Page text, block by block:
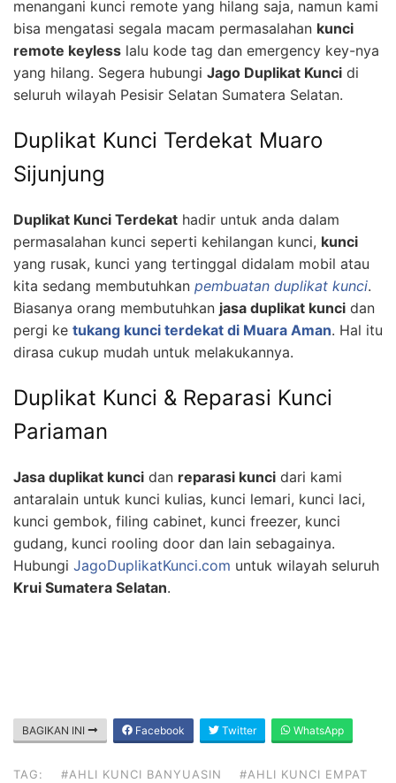
menangani kunci remote yang hilang saja, namun kami
bisa mengatasi segala macam permasalahan kunci
remote keyless lalu kode tag dan emergency key-nya
yang hilang. Segera hubungi Jago Duplikat Kunci di
seluruh wilayah Pesisir Selatan Sumatera Selatan.
Duplikat Kunci Terdekat Muaro
Sijunjung
Duplikat Kunci Terdekat hadir untuk anda dalam
permasalahan kunci seperti kehilangan kunci, kunci
yang rusak, kunci yang tertinggal didalam mobil atau
kita sedang membutuhkan pembuatan duplikat kunci.
Biasanya orang membutuhkan jasa duplikat kunci dan
pergi ke tukang kunci terdekat di Muara Aman. Hal itu
dirasa cukup mudah untuk melakukannya.
Duplikat Kunci & Reparasi Kunci
Pariaman
Jasa duplikat kunci dan reparasi kunci dari kami
antaralain untuk kunci kulias, kunci lemari, kunci laci,
kunci gembok, filing cabinet, kunci freezer, kunci
gudang, kunci rooling door dan lain sebagainya.
Hubungi JagoDuplikatKunci.com untuk wilayah seluruh
Krui Sumatera Selatan.
BAGIKAN INI Facebook Twitter WhatsApp
TAG: #AHLI KUNCI BANYUASIN
#AHLI KUNCI EMPAT